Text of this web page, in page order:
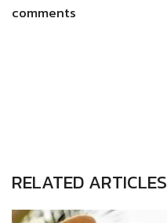
comments
RELATED ARTICLES